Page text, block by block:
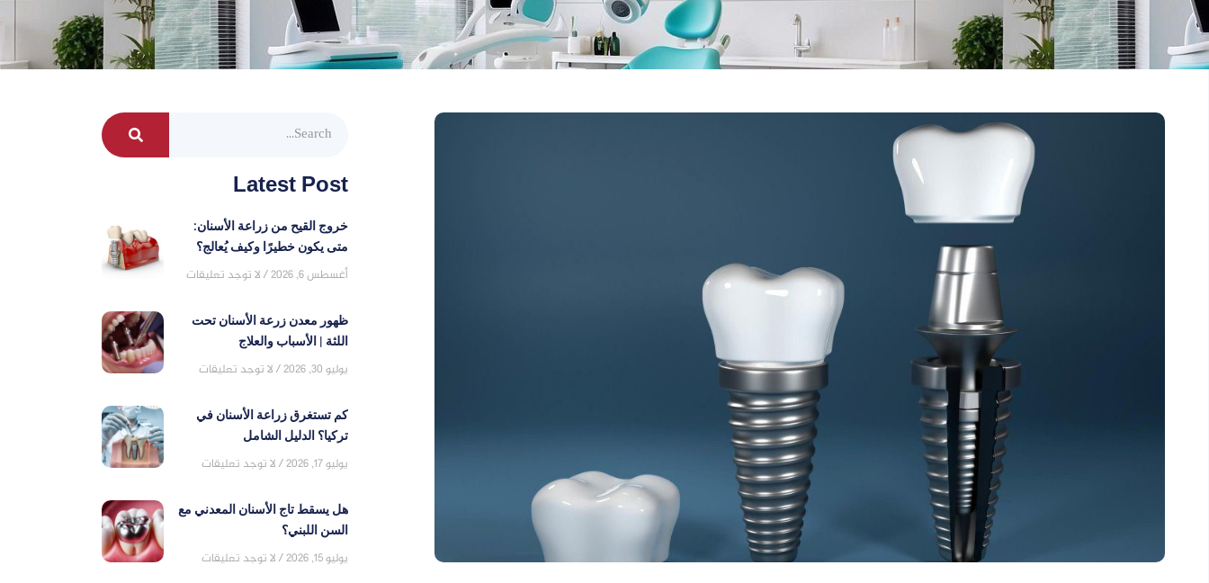
Latest Post
خروج القيح من زراعة الأسنان:
متى يكون خطيرًا وكيف يُعالج؟
أغسطس 6, 2026 لا توجد تعليقات
ظهور معدن زرعة الأسنان تحت
اللثة | الأسباب والعلاج
يوليو 30, 2026 لا توجد تعليقات
كم تستغرق زراعة الأسنان في
تركيا؟ الدليل الشامل
يوليو 17, 2026 لا توجد تعليقات
هل يسقط تاج الأسنان المعدني مع
السن اللبني؟
يوليو 15, 2026 لا توجد تعليقات